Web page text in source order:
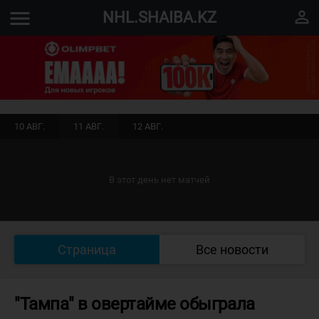
menu NHL.SHAIBA.KZ perm_identity
10 АВГ. 11 АВГ. 12 АВГ.
В этот день нет матчей
Страница Все новости
"Тампа" в овертайме обыграла